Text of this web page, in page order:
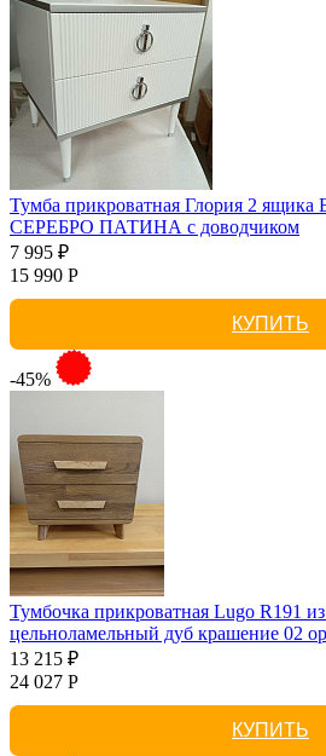
Тумба прикроватная Глория 2
СЕРЕБРО ПАТИНА с доводчиком
7 995 ₽
15 990 Р
КУПИТЬ
-45%
Тумбочка прикроватная Lugo R191
цельноламельный дуб крашение 02
13 215 ₽
24 027 Р
КУПИТЬ